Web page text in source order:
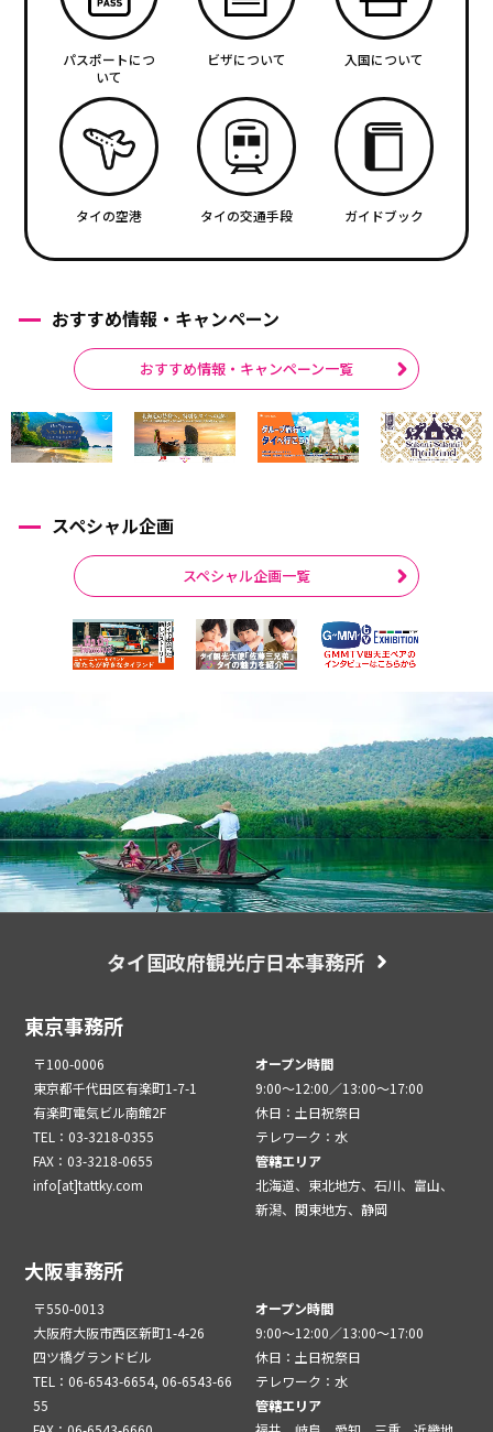
パスポートにつ
いて
ビザについて 入国について
タイの空港 タイの交通手段 ガイドブック
おすすめ情報・キャンペーン
おすすめ情報・キャンペーン一覧
スペシャル企画
スペシャル企画一覧
タイ国政府観光庁日本事務所
東京事務所
〒100-0006
東京都千代田区有楽町1-7-1
有楽町電気ビル南館2F
TEL：03-3218-0355
FAX：03-3218-0655
info[at]tattky.com
オープン時間
9:00～12:00／13:00～17:00
休日：土日祝祭日
テレワーク：水
管轄エリア
北海道、東北地方、石川、富山、
新潟、関東地方、静岡
大阪事務所
〒550-0013
大阪府大阪市西区新町1-4-26
四ツ橋グランドビル
TEL：06-6543-6654, 06-6543-66
55
オープン時間
9:00～12:00／13:00～17:00
休日：土日祝祭日
テレワーク：水
管轄エリア